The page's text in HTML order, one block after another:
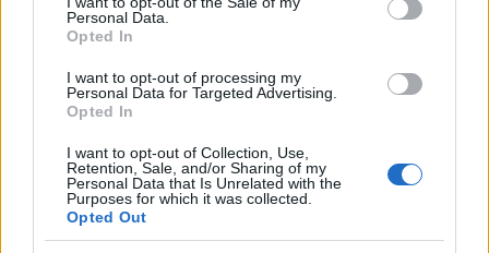
Personal Data.
Opted In
I want to opt-out of processing my
Personal Data for Targeted Advertising.
Opted In
I want to opt-out of Collection, Use,
Retention, Sale, and/or Sharing of my
Personal Data that Is Unrelated with the
Purposes for which it was collected.
Opted Out
Miért éri meg Afrikában utat építeni?
Minden, amit a GED Afrika projektről